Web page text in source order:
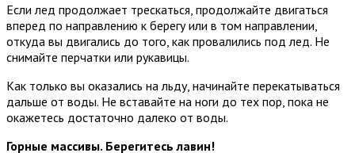
Если лед продолжает трескаться, продолжайте двигаться
вперед по направлению к берегу или в том направлении,
откуда вы двигались до того, как провалились под лед. Не
снимайте перчатки или рукавицы.
Как только вы оказались на льду, начинайте перекатываться
дальше от воды. Не вставайте на ноги до тех пор, пока не
окажетесь достаточно далеко от воды.
Горные массивы. Берегитесь лавин!